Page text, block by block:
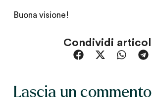
Buona visione!
Condividi
Lascia un commento